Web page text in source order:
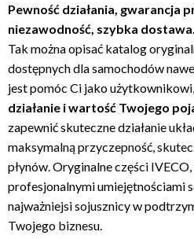
Pewność działania, gwarancja
niezawodność, szybka dostawa.
Tak można opisać katalog
dostępnych dla samochodów
jest pomóc Ci jako użytkownikowi,
działanie i wartość Twojego
zapewnić skuteczne działanie
maksymalną przyczepność,
płynów. Oryginalne części IVECO,
profesjonalnymi umiejętnościami
najważniejsi sojusznicy w
Twojego biznesu.